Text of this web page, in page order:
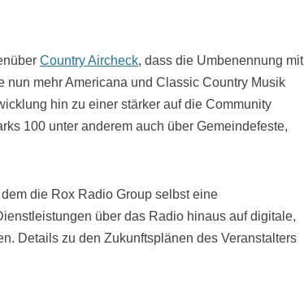
Country Aircheck, dass die Umbenennung mit
mehr Americana und Classic Country Musik
hin zu einer stärker auf die Community
100 unter anderem auch über Gemeindefeste,
die Rox Radio Group selbst eine
über das Radio hinaus auf digitale,
Details zu den Zukunftsplänen des Veranstalters